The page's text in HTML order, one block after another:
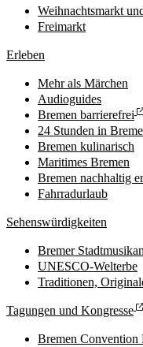
Weihnachtsmarkt
Freimarkt
Erleben
Mehr als Märchen
Audioguides
Bremen barrierefrei
24 Stunden in
Bremen kulinarisch
Maritimes Bremen
Bremen nachhaltig
Fahrradurlaub
Sehenswürdigkeiten
Bremer
UNESCO-Welterbe
Traditionen,
Tagungen und Kongresse
Bremen Convention